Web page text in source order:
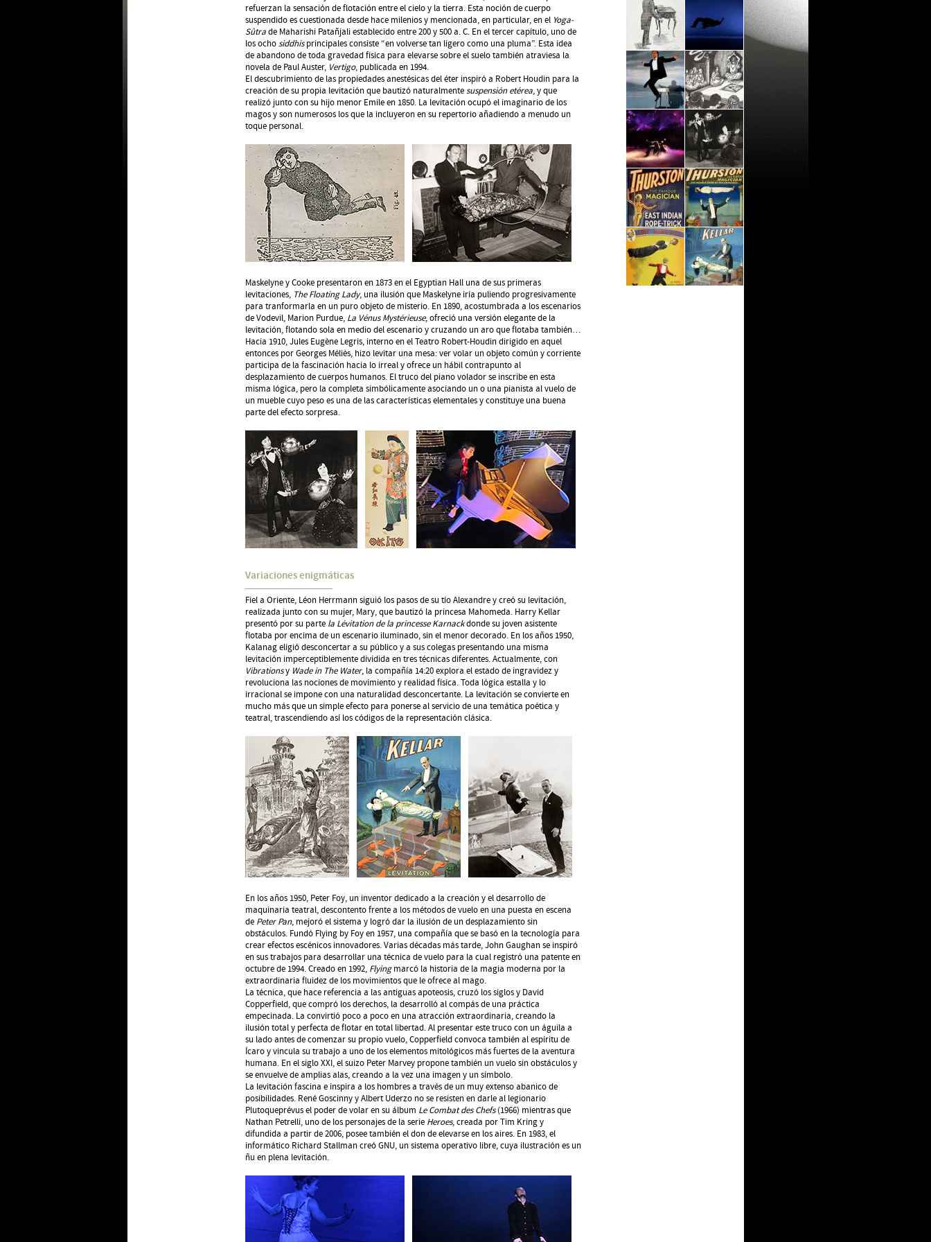
refuerzan la sensación de flotación entre el cielo y la tierra. Esta noción de cuerpo
suspendido es cuestionada desde hace milenios y mencionada, en particular, en el Yoga-
Sûtrade Maharishi Patañjali establecido entre 200 y 500 a. C. En el tercer capítulo, uno de
los ochosiddhisprincipales consiste “en volverse tan ligero como una pluma”. Esta idea
de abandono de toda gravedad física para elevarse sobre el suelo también atraviesa la
novela de Paul Auster, Vertigo, publicada en 1994.
El descubrimiento de las propiedades anestésicas del éter inspiró a Robert Houdin para la
creación de su propia levitación que bautizó naturalmentesuspensión etérea, y que
realizó junto con su hijo menor Emile en 1850. La levitación ocupó el imaginario de los
magos y son numerosos los que la incluyeron en su repertorio añadiendo a menudo un
toque personal.
Maskelyne y Cooke presentaron en 1873 en el Egyptian Hall una de sus primeras
levitaciones, The Floating Lady, una ilusión que Maskelyne iría puliendo progresivamente
para tranformarla en un puro objeto de misterio. En 1890, acostumbrada a los escenarios
de Vodevil, Marion Purdue, La Vénus Mystérieuse, ofreció una versión elegante de la
levitación, flotando sola en medio del escenario y cruzando un aro que flotaba también…
Hacia 1910, Jules Eugène Legris, interno en el Teatro Robert-Houdin dirigido en aquel
entonces por Georges Méliès, hizo levitar una mesa: ver volar un objeto común y corriente
participa de la fascinación hacia lo irreal y ofrece un hábil contrapunto al
desplazamiento de cuerpos humanos. El truco del piano volador se inscribe en esta
misma lógica, pero la completa simbólicamente asociando un o una pianista al vuelo de
un mueble cuyo peso es una de las características elementales y constituye una buena
parte del efecto sorpresa.
Variaciones enigmáticas
Fiel a Oriente, Léon Herrmann siguió los pasos de su tío Alexandre y creó su levitación,
realizada junto con su mujer, Mary, que bautizó la princesa Mahomeda. Harry Kellar
presentó por su parte la Lévitation de la princesse Karnackdonde su joven asistente
flotaba por encima de un escenario iluminado, sin el menor decorado. En los años 1950,
Kalanag eligió desconcertar a su público y a sus colegas presentando una misma
levitación imperceptiblemente dividida en tres técnicas diferentes. Actualmente, con
Vibrationsy Wade in The Water, la compañía 14:20 explora el estado de ingravidez y
revoluciona las nociones de movimiento y realidad física. Toda lógica estalla y lo
irracional se impone con una naturalidad desconcertante. La levitación se convierte en
mucho más que un simple efecto para ponerse al servicio de una temática poética y
teatral, trascendiendo así los códigos de la representación clásica.
En los años 1950, Peter Foy, un inventor dedicado a la creación y el desarrollo de
maquinaria teatral, descontento frente a los métodos de vuelo en una puesta en escena
de Peter Pan, mejoró el sistema y logró dar la ilusión de un desplazamiento sin
obstáculos. Fundó Flying by Foy en 1957, una compañía que se basó en la tecnología para
crear efectos escénicos innovadores. Varias décadas más tarde, John Gaughan se inspiró
en sus trabajos para desarrollar una técnica de vuelo para la cual registró una patente en
octubre de 1994. Creado en 1992, Flyingmarcó la historia de la magia moderna por la
extraordinaria fluidez de los movimientos que le ofrece al mago.
La técnica, que hace referencia a las antiguas apoteosis, cruzó los siglos y David
Copperfield, que compró los derechos, la desarrolló al compás de una práctica
empecinada. La convirtió poco a poco en una atracción extraordinaria, creando la
ilusión total y perfecta de flotar en total libertad. Al presentar este truco con un águila a
su lado antes de comenzar su propio vuelo, Copperfield convoca también al espíritu de
Ícaro y vincula su trabajo a uno de los elementos mitológicos más fuertes de la aventura
humana. En el siglo XXI, el suizo Peter Marvey propone también un vuelo sin obstáculos y
se envuelve de amplias alas, creando a la vez una imagen y un símbolo.
La levitación fascina e inspira a los hombres a través de un muy extenso abanico de
posibilidades. René Goscinny y Albert Uderzo no se resisten en darle al legionario
Plutoqueprévus el poder de volar en su álbum Le Combat des Chefs(1966) mientras que
Nathan Petrelli, uno de los personajes de la serie Heroes, creada por Tim Kring y
difundida a partir de 2006, posee también el don de elevarse en los aires. En 1983, el
informático Richard Stallman creó GNU, un sistema operativo libre, cuya ilustración es un
ñu en plena levitación.